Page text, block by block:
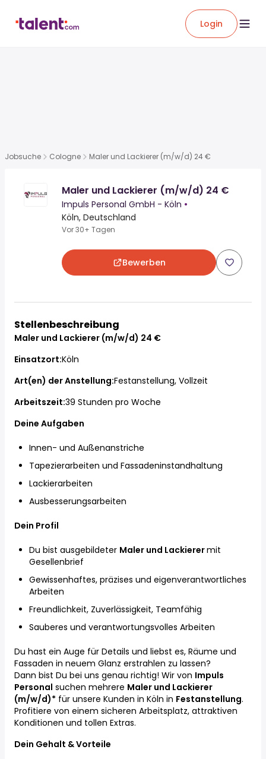
Login
Jobsuche Cologne Maler und Lackierer (m/w/d) 24 €
Maler und Lackierer (m/w/d) 24 €
Impuls Personal GmbH - Köln •
Köln, Deutschland
Vor 30+ Tagen
Bewerben
Stellenbeschreibung
Maler und Lackierer (m/w/d) 24 €
Einsatzort:Köln
Art(en) der Anstellung:Festanstellung, Vollzeit
Arbeitszeit:39 Stunden pro Woche
Deine Aufgaben
Innen- und Außenanstriche
Tapezierarbeiten und Fassadeninstandhaltung
Lackierarbeiten
Ausbesserungsarbeiten
Dein Profil
Du bist ausgebildeter Maler und Lackierermit
Gesellenbrief
Gewissenhaftes, präzises und eigenverantwortliches
Arbeiten
Freundlichkeit, Zuverlässigkeit, Teamfähig
Sauberes und verantwortungsvolles Arbeiten
Du hast ein Auge für Details und liebst es, Räume und
Fassaden in neuem Glanz erstrahlen zu lassen?
Dann bist Du bei uns genau richtig! Wir von Impuls
Personal suchen mehrere Maler und Lackierer
(m/w/d)* für unsere Kunden in Köln in Festanstellung.
Profitiere von einem sicheren Arbeitsplatz, attraktiven
Konditionen und tollen Extras.
Dein Gehalt & Vorteile